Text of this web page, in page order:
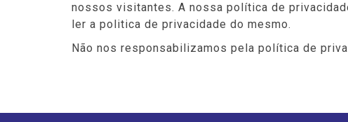
nossos visitantes. A nossa política de
ler a politica de privacidade do mesmo.
Não nos responsabilizamos pela política de